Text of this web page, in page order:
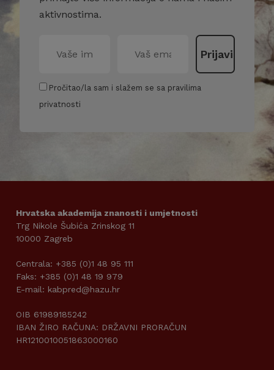
aktivnostima.
Pročitao/la sam i slažem se sa pravilima
privatnosti
Hrvatska akademija znanosti i umjetnosti
Trg Nikole Šubića Zrinskog 11
10000 Zagreb
Centrala: +385 (0)1 48 95 111
Faks: +385 (0)1 48 19 979
E-mail: kabpred@hazu.hr
OIB 61989185242
IBAN ŽIRO RAČUNA: DRŽAVNI PRORAČUN
HR1210010051863000160